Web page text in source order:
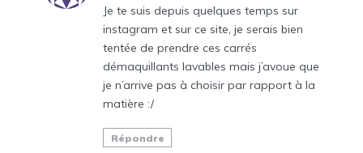
Je te suis depuis quelques temps sur
instagram et sur ce site, je serais bien
tentée de prendre ces carrés
démaquillants lavables mais j’avoue que
je n’arrive pas à choisir par rapport à la
matière :/
Répondre